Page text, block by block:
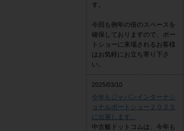
ヤンマー DE30EZ
す。
今回も例年の倍のスペースを
確保しておりますので、ボー
トショーに来場されるお客様
はお気軽にお立ち寄り下さ
い。
2025/03/10
今年もジャパンインターナシ
ョナルボートショー２０２５
に出展します。
中古艇ドットコムは、今年も